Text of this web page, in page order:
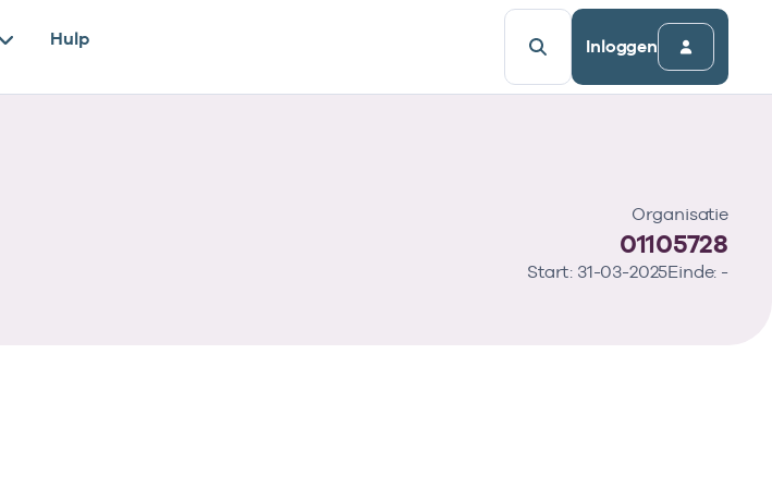
Hulp Inloggen
Organisatie
01105728
Start: 31-03-2025Einde: -